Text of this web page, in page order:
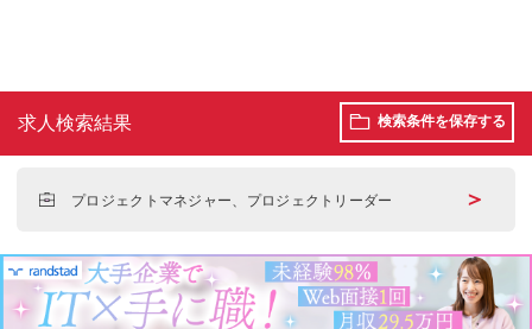
求人検索結果 検索条件を保存する
プロジェクトマネジャー、プロジェクトリーダー ＞